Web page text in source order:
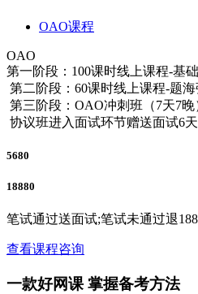
OAO课程
OAO
第一阶段：100课时线上课程-基础
第二阶段：60课时线上课程-题
第三阶段：OAO冲刺班（7天7晚
协议班进入面试环节赠送面试6
5680
18880
笔试通过送面试;笔试未通过退
查看课程咨询
一款好网课 掌握备考方法